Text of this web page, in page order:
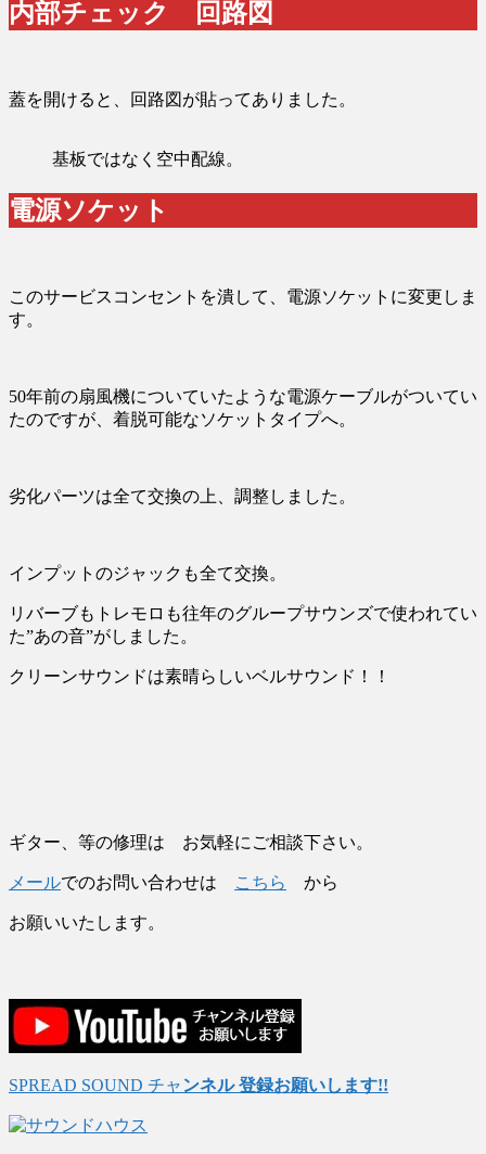
内部チェック 回路図
蓋を開けると、回路図が貼ってありました。
基板ではなく空中配線。
電源ソケット
このサービスコンセントを潰して、電源ソケットに変更しま
す。
50年前の扇風機についていたような電源ケーブルがついてい
たのですが、着脱可能なソケットタイプへ。
劣化パーツは全て交換の上、調整しました。
インプットのジャックも全て交換。
リバーブもトレモロも往年のグループサウンズで使われてい
た”あの音”がしました。
クリーンサウンドは素晴らしいベルサウンド！！
ギター、等の修理は お気軽にご相談下さい。
メールでのお問い合わせは こちら から
お願いいたします。
SPREAD SOUND チャ ンネル 登録お願いします!!